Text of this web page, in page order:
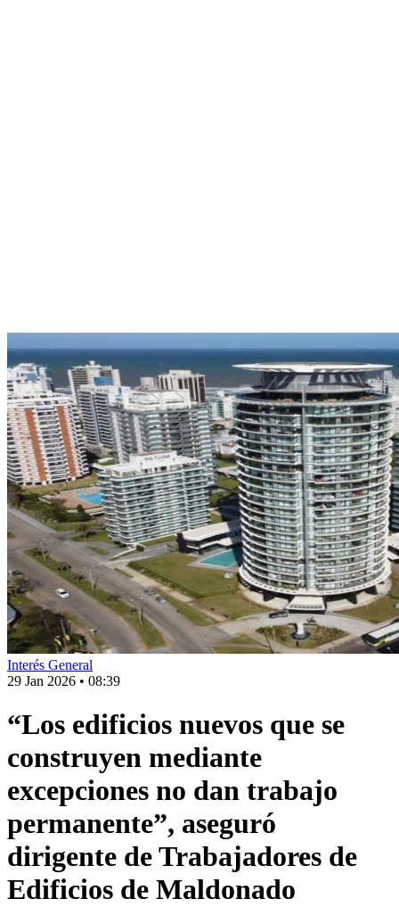
Interés General
29 Jan 2026 • 08:39
“Los edificios nuevos que se
construyen mediante
excepciones no dan trabajo
permanente”, aseguró
dirigente de Trabajadores de
Edificios de Maldonado